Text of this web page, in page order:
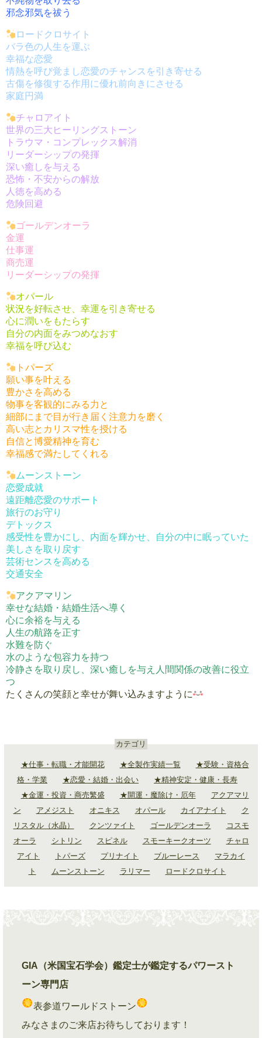
邪念邪気を祓う
ロードクロサイト
バラ色の人生を運ぶ
幸福な恋愛
情熱を呼び覚まし恋愛のチャンスを引き寄せる
古傷を修復する作用に優れ前向きにさせる
家庭円満
チャロアイト
世界の三大ヒーリングストーン
トラウマ・コンプレックス解消
リーダーシップの発揮
深い癒しを与える
恐怖・不安からの解放
人徳を高める
危険回避
ゴールデンオーラ
金運
仕事運
商売運
リーダーシップの発揮
オパール
状況を好転させ、幸運を引き寄せる
心に潤いをもたらす
自分の内面をみつめなおす
幸福を呼び込む
トパーズ
願い事を叶える
豊かさを高める
物事を客観的にみる力と
細部にまで目が行き届く注意力を磨く
高い志とカリスマ性を授ける
自信と博愛精神を育む
幸福感で満たしてくれる
ムーンストーン
恋愛成就
遠距離恋愛のサポート
旅行のお守り
デトックス
感受性を豊かにし、内面を輝かせ、自分の中に眠っていた
美しさを取り戻す
芸術センスを高める
交通安全
アクアマリン
幸せな結婚・結婚生活へ導く
心に余裕を与える
人生の航路を正す
水難を防ぐ
水のような包容力を持つ
冷静さを取り戻し、深い癒しを与え人間関係の改善に役立
つ
たくさんの笑顔と幸せが舞い込みますように
カテゴリ
★仕事・転職・才能開花 ★全製作実績一覧
★受験・資格合
格・学業
★恋愛・結婚・出会い
★精神安定・健康・長寿
★金運・投資・商売繁盛
★開運・魔除け・厄年
アクアマリ
ン
アメジスト オニキス オパール カイアナイト
ク
リスタル（水晶）
クンツァイト ゴールデンオーラ
コスモ
オーラ
シトリン スピネル スモーキークオーツ
チャロ
アイト
トパーズ プリナイト ブルーレース
マラカイ
ト
ムーンストーン ラリマー ロードクロサイト
GIA（米国宝石学会）鑑定士が鑑定するパワースト
ーン専門店
表参道ワールドストーン
みなさまのご来店お待ちしております！